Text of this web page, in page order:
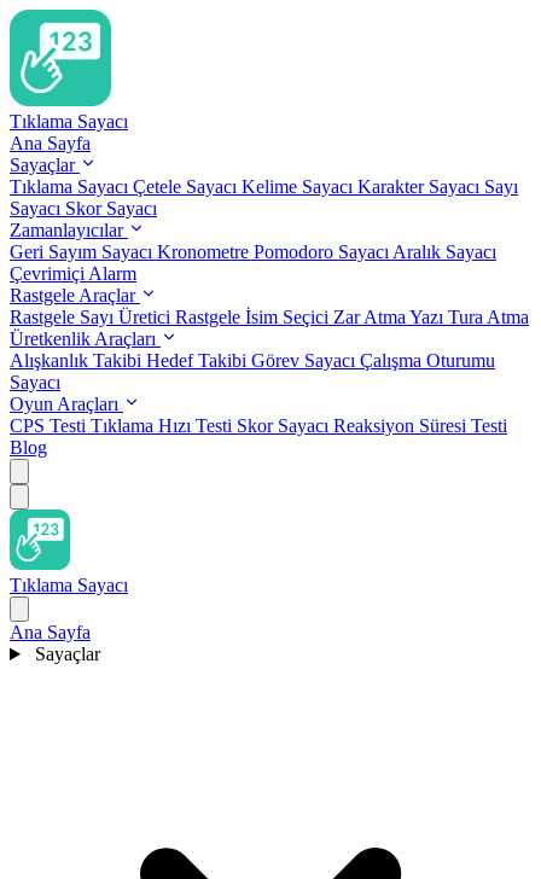
Tıklama Sayacı
Ana Sayfa
Sayaçlar
Tıklama Sayacı Çetele Sayacı Kelime Sayacı Karakter Sayacı Sayı
Sayacı Skor Sayacı
Zamanlayıcılar
Geri Sayım Sayacı Kronometre Pomodoro Sayacı Aralık Sayacı
Çevrimiçi Alarm
Rastgele Araçlar
Rastgele Sayı Üretici Rastgele İsim Seçici Zar Atma Yazı Tura Atma
Üretkenlik Araçları
Alışkanlık Takibi Hedef Takibi Görev Sayacı Çalışma Oturumu
Sayacı
Oyun Araçları
CPS Testi Tıklama Hızı Testi Skor Sayacı Reaksiyon Süresi Testi
Blog
Tıklama Sayacı
Ana Sayfa
Sayaçlar